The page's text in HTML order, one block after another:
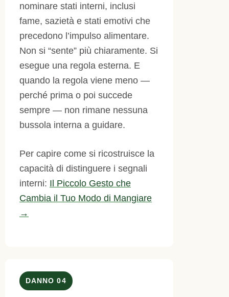
nominare stati interni, inclusi
fame, sazietà e stati emotivi che
precedono l’impulso alimentare.
Non si “sente” più chiaramente. Si
esegue una regola esterna. E
quando la regola viene meno —
perché prima o poi succede
sempre — non rimane nessuna
bussola interna a guidare.
Per capire come si ricostruisce la
capacità di distinguere i segnali
interni: Il Piccolo Gesto che
Cambia il Tuo Modo di Mangiare
→
DANNO 04